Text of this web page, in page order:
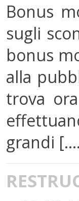
Bonus
sugli
bonus
alla
trova
grandi